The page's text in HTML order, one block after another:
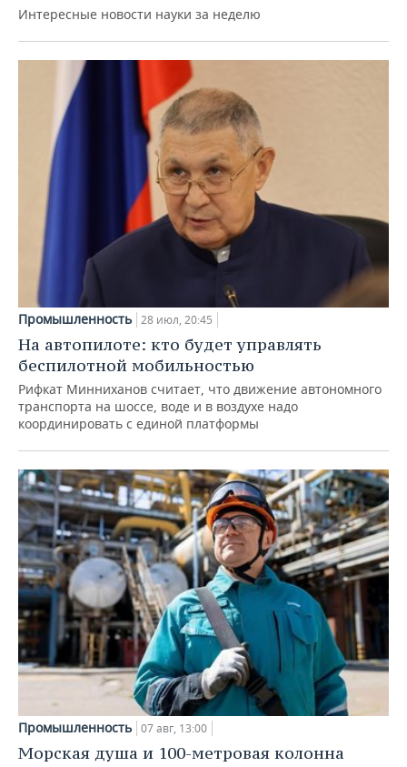
Интересные новости науки за неделю
Промышленность 28 июл, 20:45
На автопилоте: кто будет управлять
беспилотной мобильностью
Рифкат Минниханов считает, что движение автономного
транспорта на шоссе, воде и в воздухе надо
координировать с единой платформы
Промышленность 07 авг, 13:00
Морская душа и 100-метровая колонна